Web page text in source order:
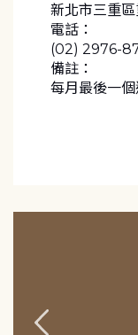
新北市三重
電話：
(02) 2976-
備註：
每月最後一